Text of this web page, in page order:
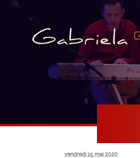
vendredi 15 mai 2020